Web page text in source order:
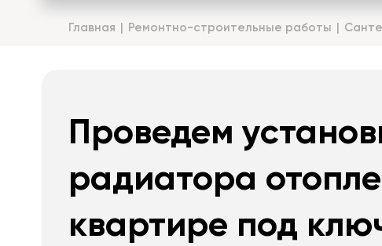
Главная Ремонтно-строительные работы
Проведем
радиатора
квартире под